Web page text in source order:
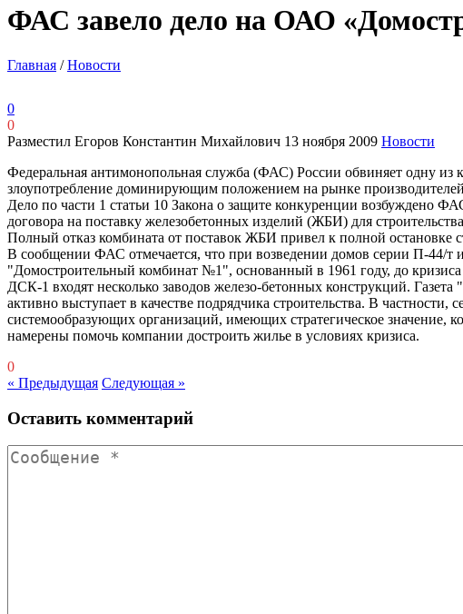
ФАС завело дело на ОАО
Главная /Новости
0
0
Разместил Егоров Константин Михайлович 13 ноября 2009 Новости
Федеральная антимонопольная служба (ФАС) России обвиняет
злоупотребление доминирующим положением на рынке
Дело по части 1 статьи 10 Закона о защите конкуренции
договора на поставку железобетонных изделий (ЖБИ) для
Полный отказ комбината от поставок ЖБИ привел к полной
В сообщении ФАС отмечается, что при возведении домов серии П-44/т
"Домостроительный комбинат №1", основанный в 1961 году, до
ДСК-1 входят несколько заводов железо-бетонных конструкций.
активно выступает в качестве подрядчика строительства. В
системообразующих организаций, имеющих стратегическое
намерены помочь компании достроить жилье в условиях кризиса.
0
« Предыдущая Следующая »
Оставить комментарий